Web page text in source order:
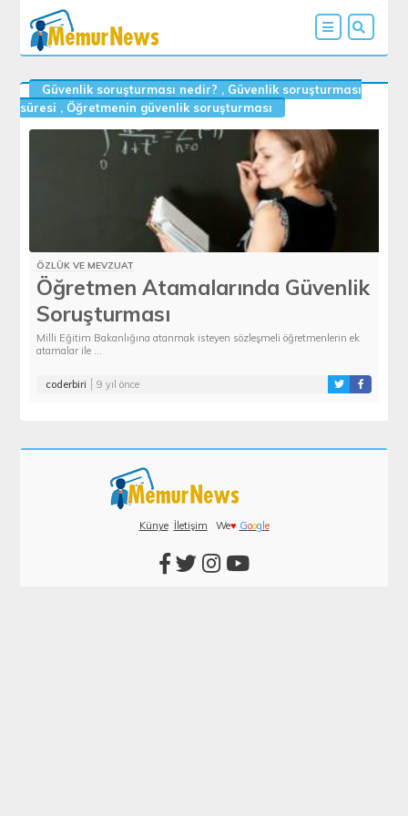
Güvenlik soruşturması nedir? , Güvenlik soruşturması
süresi , Öğretmenin güvenlik soruşturması
ÖZLÜK VE MEVZUAT
Öğretmen Atamalarında Güvenlik
Soruşturması
Milli Eğitim Bakanlığına atanmak isteyen sözleşmeli öğretmenlerin ek
atamalar ile ...
coderbiri 9 yıl önce
Künye İletişim We♥ Goog e